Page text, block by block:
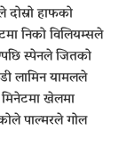
हाफको
निको विलियम्सले
स्पेनले जितको
लामिन यामलले
खेलमा
पाल्मरले गोल